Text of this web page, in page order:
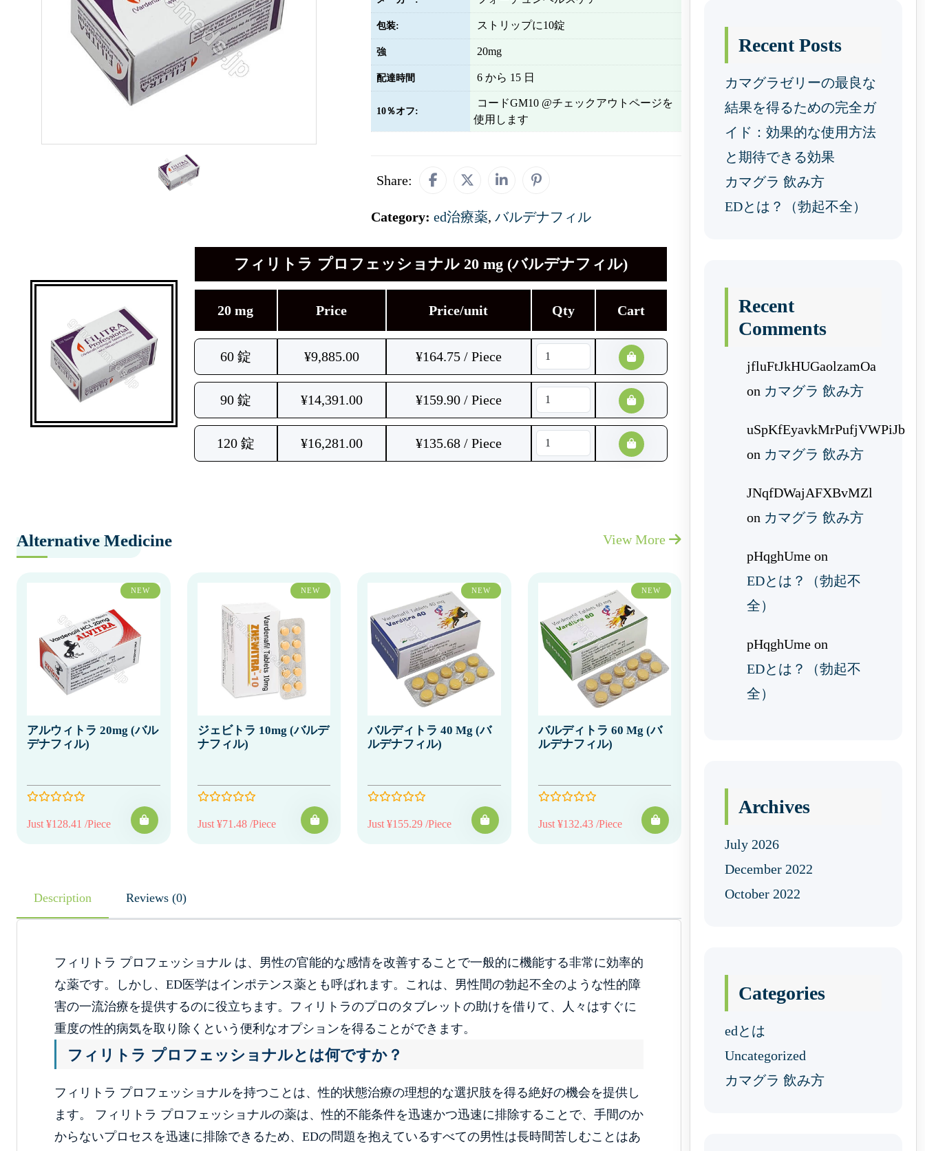
包装: ストリップに10錠
強 20mg
配達時間 6 から 15 日
10％オフ:
コードGM10 @チェックアウトページを
使用します
Share:
Category: ed治療薬, バルデナフィル
フィリトラ プロフェッショナル 20 mg (バルデナフィル)
20 mg Price Price/unit Qty Cart
60 錠 ¥9,885.00 ¥164.75 / Piece
90 錠 ¥14,391.00 ¥159.90 / Piece
120 錠 ¥16,281.00 ¥135.68 / Piece
Alternative Medicine View More
NEW
アルウィトラ 20mg (バル
デナフィル)
Just ¥128.41 /Piece
NEW
ジェビトラ 10mg (バルデ
ナフィル)
Just ¥71.48 /Piece
NEW
バルディトラ 40 Mg (バ
ルデナフィル)
Just ¥155.29 /Piece
NEW
バルディトラ 60 Mg (バ
ルデナフィル)
Just ¥132.43 /Piece
Description Reviews (0)
フィリトラ プロフェッショナル は、男性の官能的な感情を改善することで一般的に機能する非常に効率的
な薬です。しかし、ED医学はインポテンス薬とも呼ばれます。これは、男性間の勃起不全のような性的障
害の一流治療を提供するのに役立ちます。フィリトラのプロのタブレットの助けを借りて、人々はすぐに
重度の性的病気を取り除くという便利なオプションを得ることができます。
フィリトラ プロフェッショナルとは何ですか？
フィリトラ プロフェッショナルを持つことは、性的状態治療の理想的な選択肢を得る絶好の機会を提供し
ます。 フィリトラ プロフェッショナルの薬は、性的不能条件を迅速かつ迅速に排除することで、手間のか
からないプロセスを迅速に排除できるため、EDの問題を抱えているすべての男性は長時間苦しむことはあ
Recent Posts
カマグラゼリーの最良な
結果を得るための完全ガ
イド：効果的な使用方法
と期待できる効果
カマグラ 飲み方
EDとは？（勃起不全）
Recent
Comments
jfluFtJkHUGaolzamOa
on カマグラ 飲み方
uSpKfEyavkMrPufjVWPiJb
on カマグラ 飲み方
JNqfDWajAFXBvMZl
on カマグラ 飲み方
pHqghUme on
EDとは？（勃起不
全）
pHqghUme on
EDとは？（勃起不
全）
Archives
July 2026
December 2022
October 2022
Categories
edとは
Uncategorized
カマグラ 飲み方